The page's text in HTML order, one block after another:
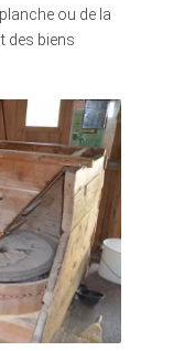
ou de la
des biens